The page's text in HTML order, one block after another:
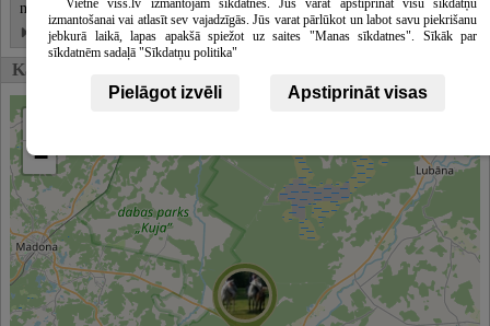
norises vietu
Atpūta pie ūdens
Karte
−
Vietne viss.lv izmantojam sīkdatnes. Jūs varat apstiprināt visu sīkdatņu
izmantošanai vai atlasīt sev vajadzīgās. Jūs varat pārlūkot un labot savu piekrišanu
jebkurā laikā, lapas apakšā spiežot uz saites "Manas sīkdatnes". Sīkāk par
sīkdatnēm sadaļā "Sīkdatņu politika"
Pielāgot izvēli Apstiprināt visas